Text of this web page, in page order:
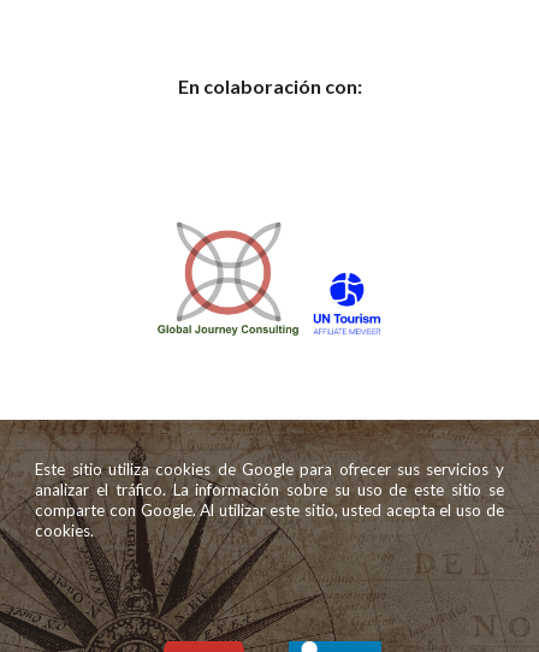
En colaboración con:
Este sitio utiliza cookies de Google para ofrecer sus servicios y
analizar el tráfico. La información sobre su uso de este sitio se
comparte con Google. Al utilizar este sitio, usted acepta el uso de
cookies.